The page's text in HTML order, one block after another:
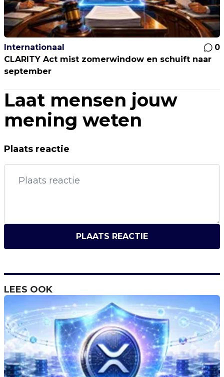
Internationaal
0
CLARITY Act mist zomerwindow en schuift naar
september
Laat mensen jouw
mening weten
Plaats reactie
PLAATS REACTIE
LEES OOK